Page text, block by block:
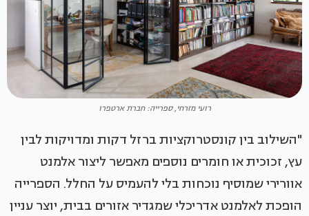
רועי מזרחי, ספרייה: חברת ארטפרו
"השילוב בין קונסטרוקציות ברזל דקות ומדויקות לבין
עץ, זכוכית או חומרים נוספים מאפשר ליצור אלמנט
אוורירי שמוסיף נוכחות בלי להעמיס על החלל. הספרייה
הופכת לאלמנט אדריכלי שמגדיר אזורים בבית, יוצר עניין